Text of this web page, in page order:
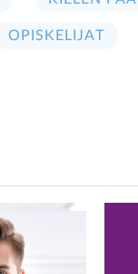
OPISKELIJAT